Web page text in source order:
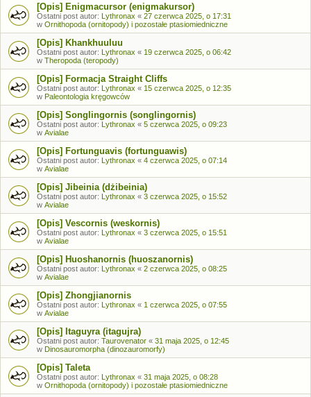
[Opis] Enigmacursor (enigmakursor)
Ostatni post autor: Lythronax « 27 czerwca 2025, o 17:31
w Ornithopoda (ornitopody) i pozostałe ptasiomiedniczne
[Opis] Khankhuuluu
Ostatni post autor: Lythronax « 19 czerwca 2025, o 06:42
w Theropoda (teropody)
[Opis] Formacja Straight Cliffs
Ostatni post autor: Lythronax « 15 czerwca 2025, o 12:35
w Paleontologia kręgowców
[Opis] Songlingornis (songlingornis)
Ostatni post autor: Lythronax « 5 czerwca 2025, o 09:23
w Avialae
[Opis] Fortunguavis (fortunguawis)
Ostatni post autor: Lythronax « 4 czerwca 2025, o 07:14
w Avialae
[Opis] Jibeinia (dżibeinia)
Ostatni post autor: Lythronax « 3 czerwca 2025, o 15:52
w Avialae
[Opis] Vescornis (weskornis)
Ostatni post autor: Lythronax « 3 czerwca 2025, o 15:51
w Avialae
[Opis] Huoshanornis (huoszanornis)
Ostatni post autor: Lythronax « 2 czerwca 2025, o 08:25
w Avialae
[Opis] Zhongjianornis
Ostatni post autor: Lythronax « 1 czerwca 2025, o 07:55
w Avialae
[Opis] Itaguyra (itagujra)
Ostatni post autor: Taurovenator « 31 maja 2025, o 12:45
w Dinosauromorpha (dinozauromorfy)
[Opis] Taleta
Ostatni post autor: Lythronax « 31 maja 2025, o 08:28
w Ornithopoda (ornitopody) i pozostałe ptasiomiedniczne